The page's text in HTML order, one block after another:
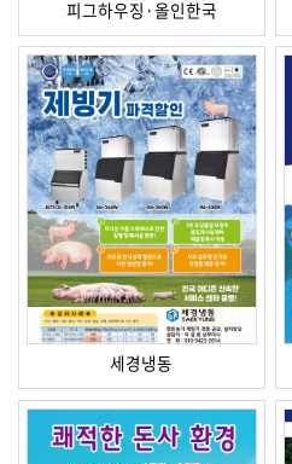
피그하우징·올인한국
세경냉동